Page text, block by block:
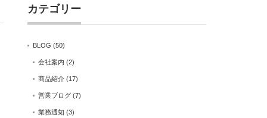
カテゴリー
BLOG (50)
会社案内 (2)
商品紹介 (17)
営業ブログ (7)
業務通知 (3)